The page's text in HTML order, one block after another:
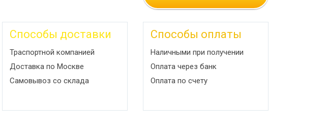
Способы доставки
Траспортной компанией
Доставка по Москве
Самовывоз со склада
Способы оплаты
Наличными при получении
Оплата через банк
Оплата по счету